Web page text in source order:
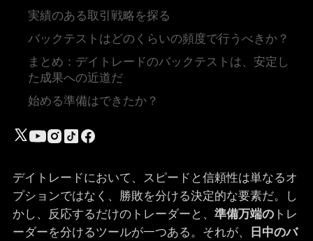
デイトレードにおいて、スピードと信頼性は単なるオ
プションではなく、勝敗を分ける決定的な要素だ。し
かし、反応するだけのトレーダーと、 準備万端のトレ
ーダーを分けるツールが一つある。それが、 日中のバ
実績のある取引戦略を探る
バックテストはどのくらいの頻度で行うべきか？
まとめ：デイトレードのバックテストは、安定し
た成果への近道だ
始める準備はできたか？